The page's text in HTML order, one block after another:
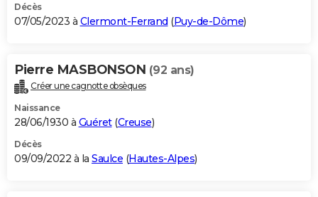
S'inscrire
Se connecter
Lycées
Collèges
Primaires
Universités
Entreprises
Service militaire
Avis de recherche
AVIS DE DÉCÈS
Bricolage
Lifestyle
Culture
Sport
Auto
Television
Voyage
Cinema
Décès
07/05/2023 à Clermont-Ferrand (Puy-de-Dôme)
Pierre MASBONSON (92 ans)
Créer une cagnotte obsèques
Naissance
28/06/1930 à Guéret(Creuse)
Décès
09/09/2022 à la Saulce (Hautes-Alpes)